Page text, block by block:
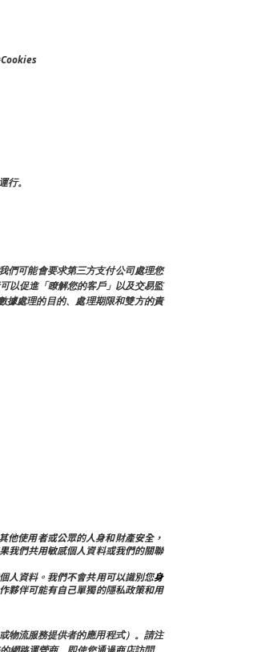
行。
們可能會要求第三方支付公司處理您
以促進「瞭解您的客戶」以及交易監
據處理的目的、處理期限和雙方的責
他使用者或公眾的人身和財產安全，
我們共用敏感個人資料或我們的關聯
人資料。我們不會共用可以識別您身
夥伴可能有自己單獨的隱私政策和用
物流服務提供者的應用程式）。請注